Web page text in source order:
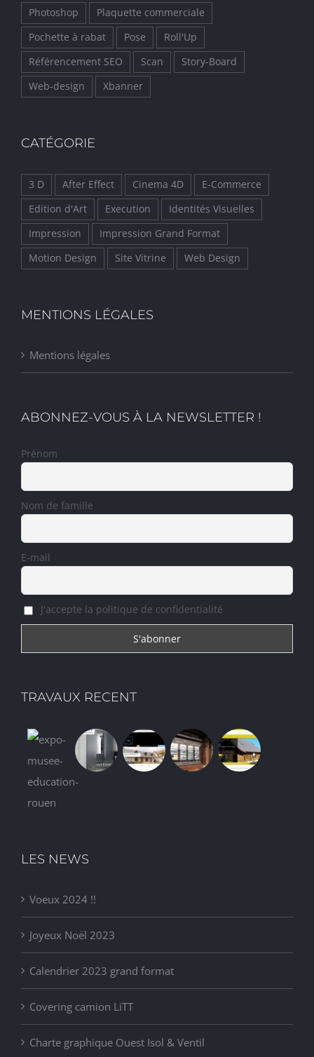
Photoshop
Plaquette commerciale
Pochette à rabat
Pose
Roll'Up
Référencement SEO
Scan
Story-Board
Web-design
Xbanner
CATÉGORIE
3 D After Effect Cinema 4D
E-Commerce
Edition d'Art
Execution
Identités Visuelles
Impression
Impression Grand Format
Motion Design
Site Vitrine Web Design
MENTIONS LÉGALES
Mentions légales
ABONNEZ-VOUS À LA NEWSLETTER !
Prénom
Nom de famille
E-mail
J'accepte la politique de confidentialité
TRAVAUX RECENT
LES NEWS
Voeux 2024 !!
Joyeux Noël 2023
Calendrier 2023 grand format
Covering camion LiTT
Charte graphique Ouest Isol & Ventil